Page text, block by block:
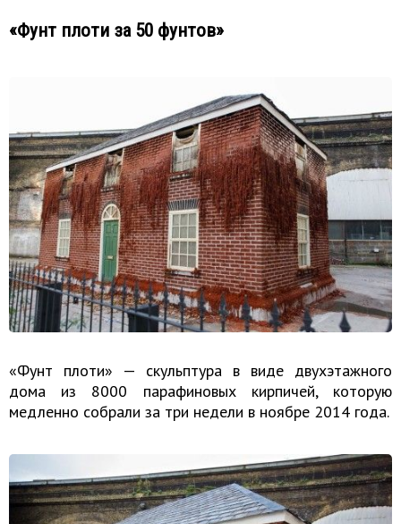
«Фунт плоти за 50 фунтов»
«Фунт плоти» — скульптура в виде двухэтажного
дома из 8000 парафиновых кирпичей, которую
медленно собрали за три недели в ноябре 2014 года.